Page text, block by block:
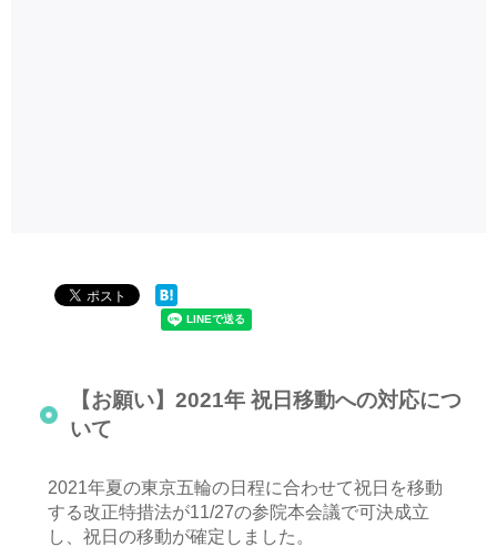
【お願い】2021年 祝日移動への対応につ
いて
2021年夏の東京五輪の日程に合わせて祝日を移動
する改正特措法が11/27の参院本会議で可決成立
し、祝日の移動が確定しました。